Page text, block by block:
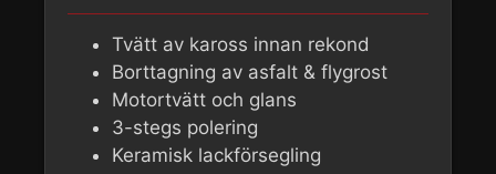
Tvätt av kaross innan rekond
Borttagning av asfalt & flygrost
Motortvätt och glans
3-stegs polering
Keramisk lackförsegling